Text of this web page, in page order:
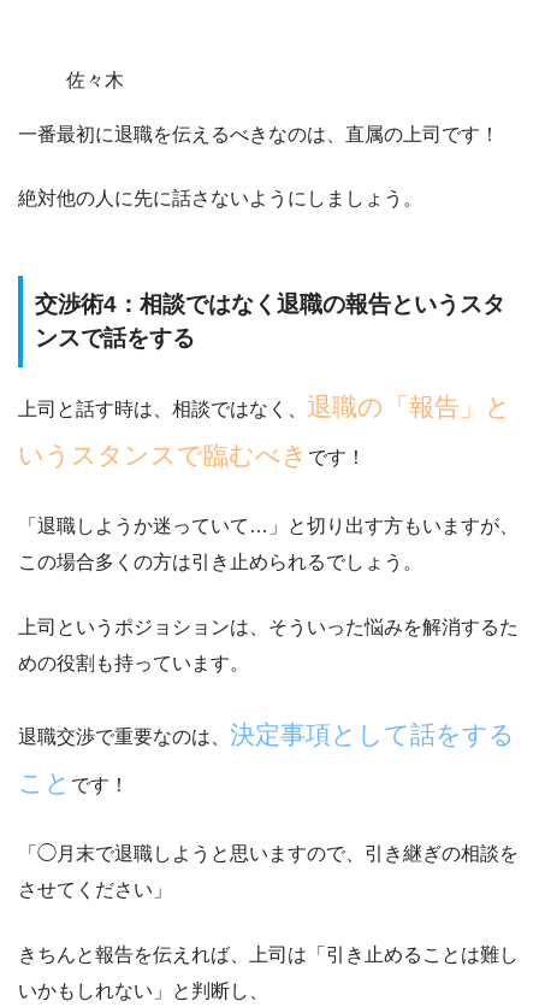
佐々木
一番最初に退職を伝えるべきなのは、直属の上司です！
絶対他の人に先に話さないようにしましょう。
交渉術4：相談ではなく退職の報告というスタ
ンスで話をする
上司と話す時は、相談ではなく、 退職の「報告」と
いうスタンスで臨むべき です！
「退職しようか迷っていて…」と切り出す方もいますが、
この場合多くの方は引き止められるでしょう。
上司というポジョションは、そういった悩みを解消するた
めの役割も持っています。
退職交渉で重要なのは、 決定事項として話をする
こと です！
「◯月末で退職しようと思いますので、引き継ぎの相談を
させてください」
きちんと報告を伝えれば、上司は「引き止めることは難し
いかもしれない」と判断し、